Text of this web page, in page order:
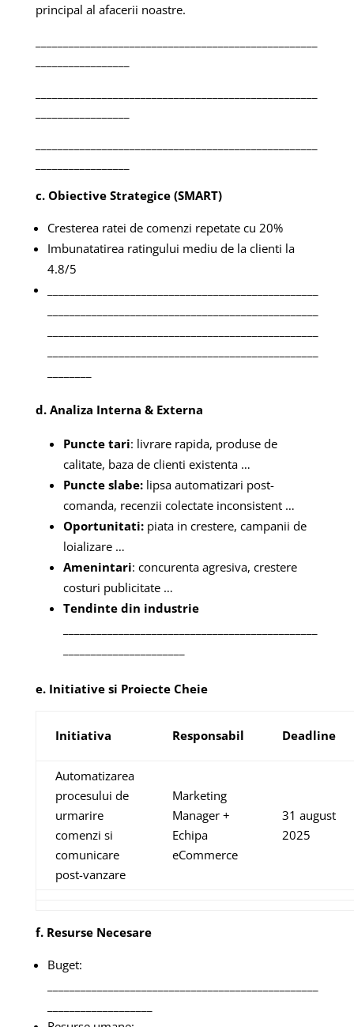
principal al afacerii noastre.
c. Obiective Strategice (SMART)
Cresterea ratei de comenzi repetate cu 20%
Imbunatatirea ratingului mediu de la clienti la
4.8/5
d. Analiza Interna & Externa
Puncte tari: livrare rapida, produse de
calitate, baza de clienti existenta …
Puncte slabe: lipsa automatizari post-
comanda, recenzii colectate inconsistent …
Oportunitati:piata in crestere, campanii de
loializare …
Amenintari: concurenta agresiva, crestere
costuri publicitate …
Tendinte din industrie
e. Initiative si Proiecte Cheie
Initiativa Responsabil Deadline
Automatizarea
procesului de
urmarire
comenzi si
comunicare
post-vanzare
Marketing
Manager +
Echipa
eCommerce
31 august
2025
f. Resurse Necesare
Buget: